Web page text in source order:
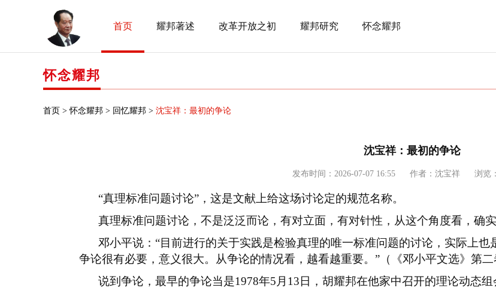
首页 耀邦著述 改革开放之初 耀邦研究 怀念耀邦
怀念耀邦
首页 >怀念耀邦 > 回忆耀邦 > 沈宝祥：最初的争论
沈宝祥：最初的争论
发布时间：2026-07-07 16:55 作者：沈宝祥 浏览
“真理标准问题讨论”，这是文献上给这场讨论定的规范名称。
真理标准问题讨论，不是泛泛而论，有对立面，有对针性，从这个角度看，确
邓小平说： “目前进行的关于实践是检验真理的唯一标准问题的讨论，实际上
争论很有必要，意义很大。从争论的情况看，越看越重要。”（《邓小平文选》第
说到争论，最早的争论当是1978年5 月 13 日，胡耀邦在他家中召开的理论动态组